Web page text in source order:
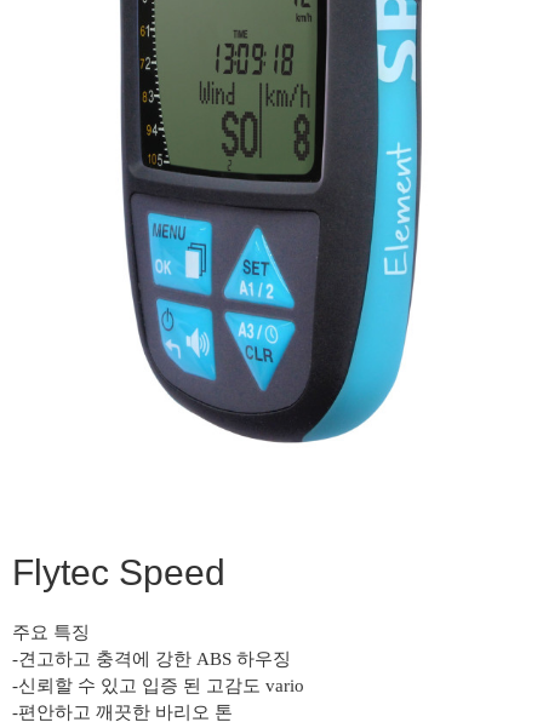
Flytec Speed
주요 특징
-견고하고 충격에 강한 ABS 하우징
-신뢰할 수 있고 입증 된 고감도 vario
-편안하고 깨끗한 바리오 톤